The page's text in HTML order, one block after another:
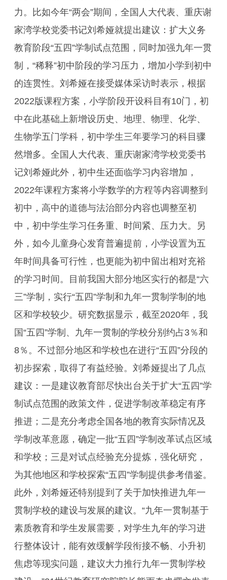
力。比如今年“两会”期间，全国人大代表、重庆谢
家湾学校党委书记刘希娅就提出建议：扩大义务
教育阶段“五四”学制试点范围，同时加强九年一贯
制，“稀释”初中阶段的学习压力，增加小学到初中
的连贯性。刘希娅在接受媒体采访时表示，根据
2022版课程方案，小学阶段开设科目有10门，初
中在此基础上新增设历史、地理、物理、化学、
生物学五门学科，初中学生三年要学习的科目骤
然增多。全国人大代表、重庆谢家湾学校党委书
记刘希娅此外，初中生还面临学习内容增加，
2022年课程方案将小学数学的方程等内容调整到
初中，高中的道德与法治部分内容也调整至初
中，初中学生学习任务重、时间紧、压力大。另
外，如今儿童身心发育普遍提前，小学设置为五
年时间具备可行性，也更能为初中留出相对充裕
的学习时间。目前我国大部分地区实行的都是“六
三”学制，实行“五四”学制和九年一贯制学制的地
区和学校较少。研究数据显示，截至2020年，我
国“五四”学制、九年一贯制的学校分别约占3％和
8％。不过部分地区和学校也在进行“五四”分段的
初步探索，取得了有益经验。刘希娅提出了几点
建议：一是建议教育部尽快出台关于扩大“五四”学
制试点范围的政策文件，促进学制改革稳定有序
推进；二是充分考虑全国各地的教育实际情况及
学制改革意愿，确定一批“五四”学制改革试点区域
和学校；三是对试点经验充分提炼，强化研究，
为其他地区和学校探索“五四”学制提供参考借鉴。
此外，刘希娅还特别提到了关于加快推进九年一
贯制学校的建设与发展的建议。“九年一贯制基于
素质教育和学生发展需要，对学生九年的学习进
行整体设计，能有效缓解学段衔接不畅、小升初
焦虑等现实问题，建议大力推行九年一贯制学校